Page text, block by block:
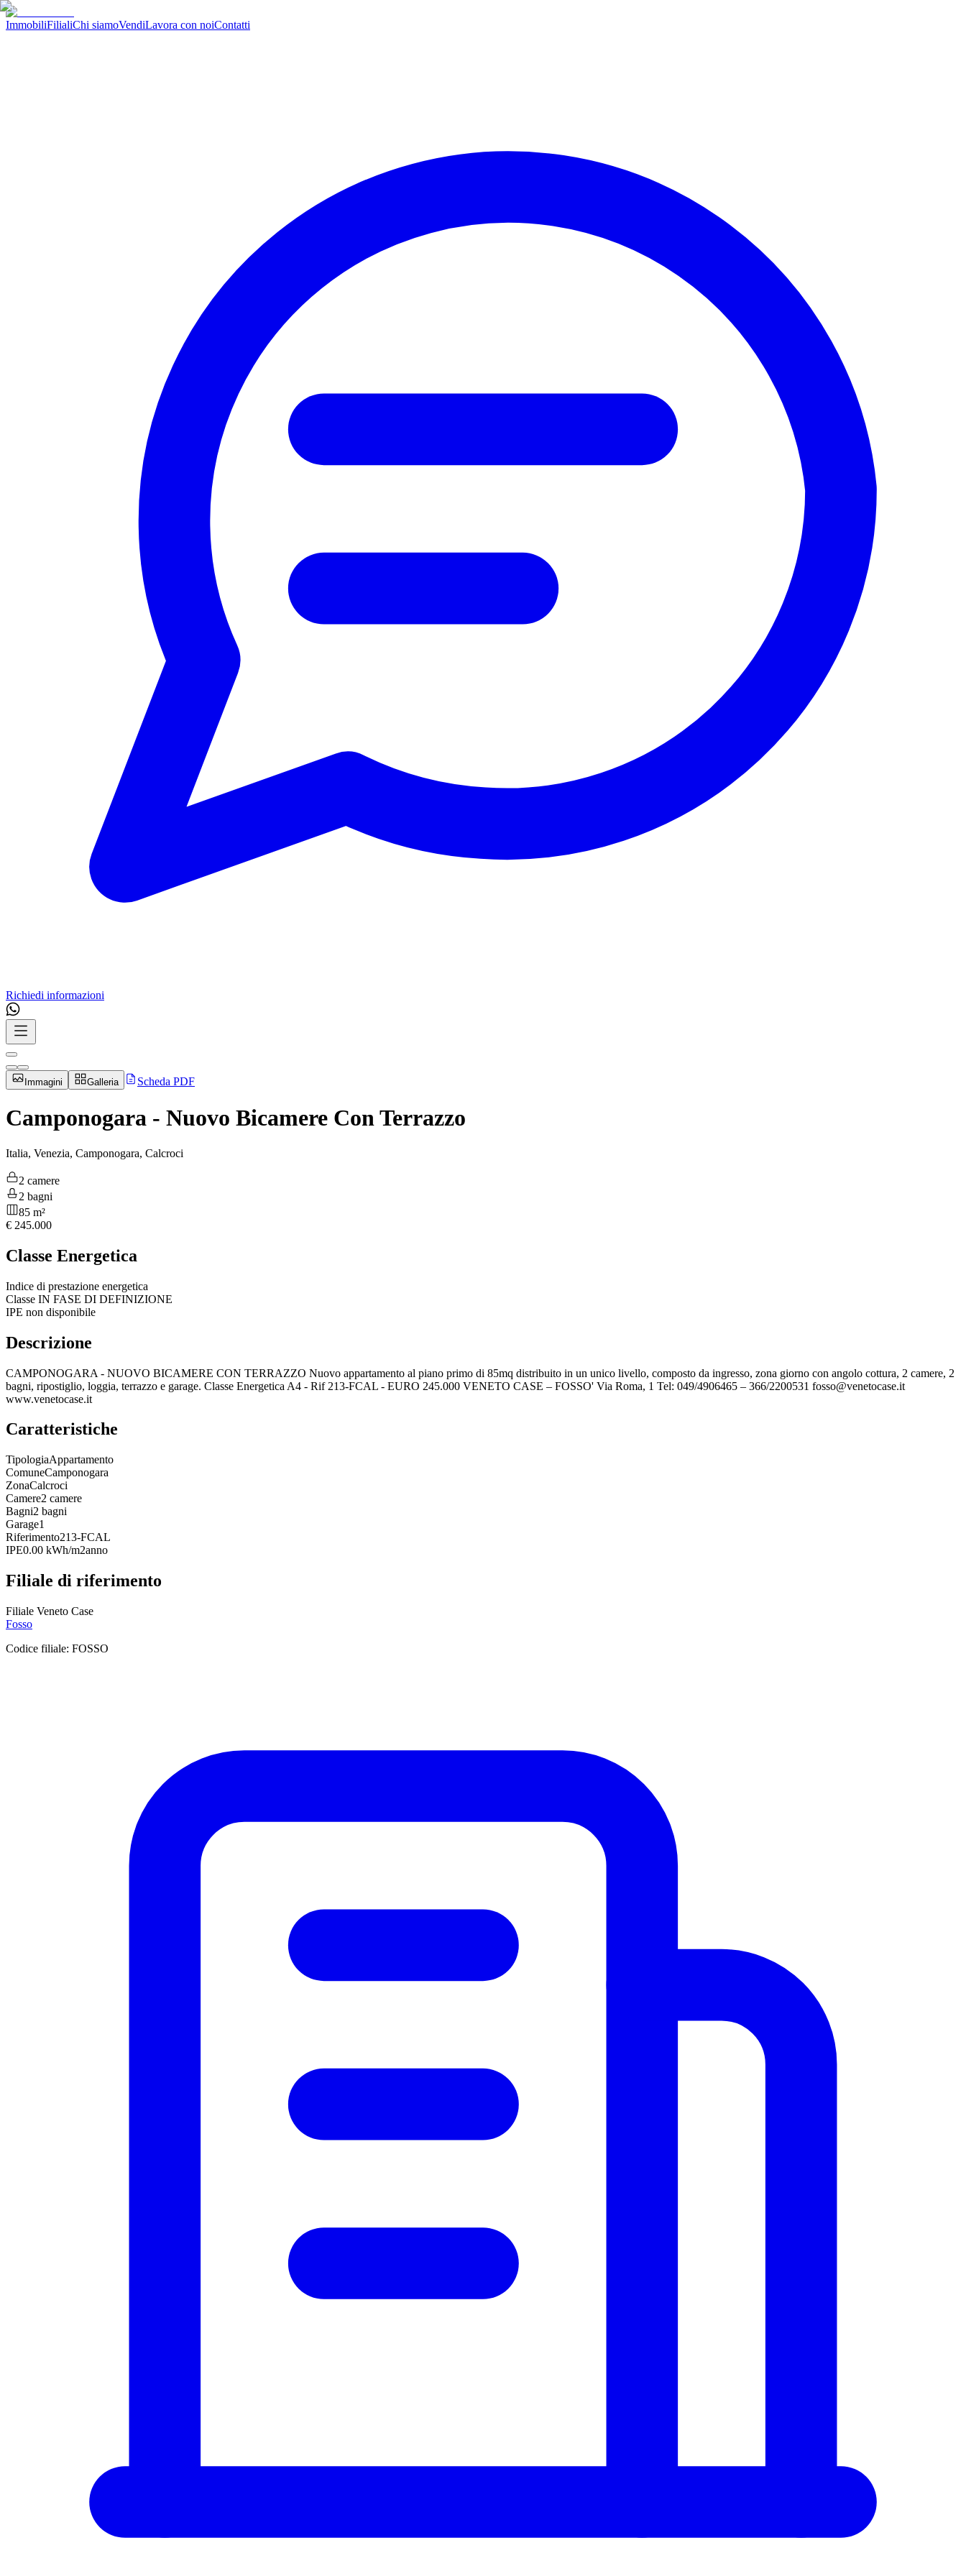
ImmobiliFilialiChi siamoVendiLavora con noiContatti
Richiedi informazioni
Immagini Galleria Scheda PDF
Camponogara - Nuovo Bicamere Con Terrazzo
Italia, Venezia, Camponogara, Calcroci
2 camere
2 bagni
85 m²
€ 245.000
Classe Energetica
Indice di prestazione energetica
Classe IN FASE DI DEFINIZIONE
IPE non disponibile
Descrizione
CAMPONOGARA - NUOVO BICAMERE CON TERRAZZO Nuovo appartamento al piano primo di 85mq distribuito in un unico livello, composto da ingresso, zona giorno con angolo cottura, 2 camere, 2
bagni, ripostiglio, loggia, terrazzo e garage. Classe Energetica A4 - Rif 213-FCAL - EURO 245.000 VENETO CASE – FOSSO' Via Roma, 1 Tel: 049/4906465 – 366/2200531 fosso@venetocase.it
www.venetocase.it
Caratteristiche
TipologiaAppartamento
ComuneCamponogara
ZonaCalcroci
Camere2 camere
Bagni2 bagni
Garage1
Riferimento213-FCAL
IPE0.00 kWh/m2anno
Filiale di riferimento
Filiale Veneto Case
Fosso
Codice filiale: FOSSO